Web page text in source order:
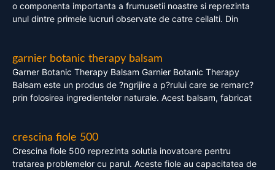
o componenta importanta a frumusetii noastre si reprezinta
unul dintre primele lucruri observate de catre ceilalti. Din
garnier botanic therapy balsam
Garner Botanic Therapy Balsam Garnier Botanic Therapy
Balsam este un produs de ?ngrijire a p?rului care se remarc?
prin folosirea ingredientelor naturale. Acest balsam, fabricat
crescina fiole 500
Crescina fiole 500 reprezinta solutia inovatoare pentru
tratarea problemelor cu parul. Aceste fiole au capacitatea de